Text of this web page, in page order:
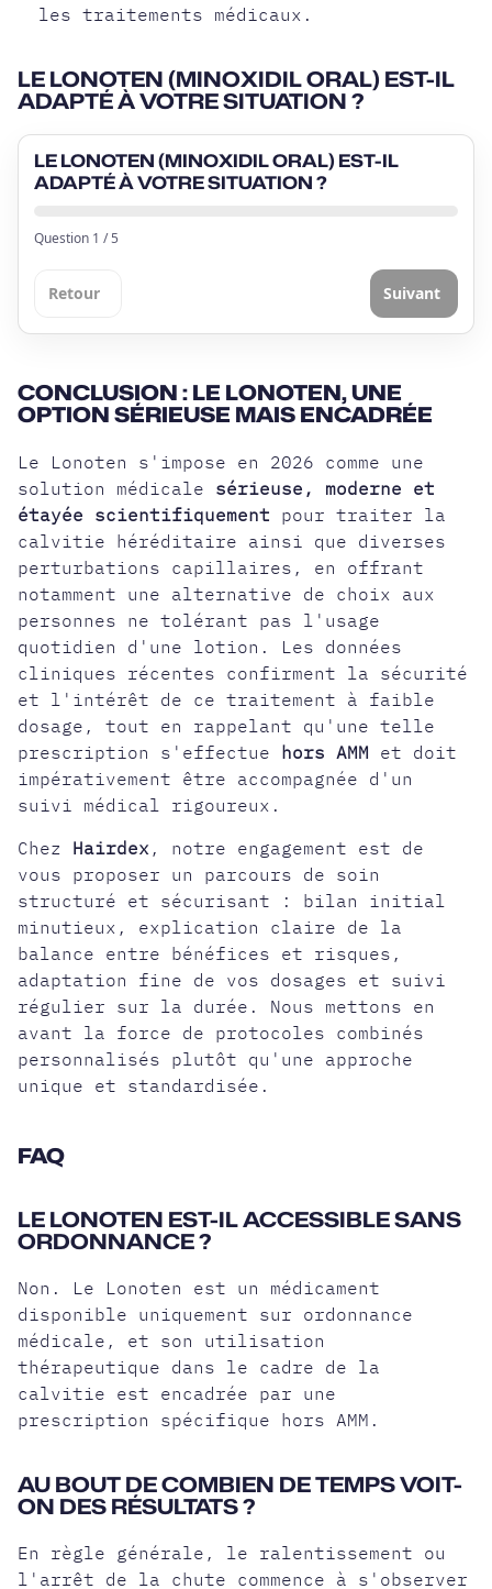
les traitements médicaux.
LE LONOTEN (MINOXIDIL ORAL) EST-IL
ADAPTÉ À VOTRE SITUATION ?
LE LONOTEN (MINOXIDIL ORAL) EST-IL
ADAPTÉ À VOTRE SITUATION ?
Question 1 /5
Retour Suivant
CONCLUSION : LE LONOTEN, UNE
OPTION SÉRIEUSE MAIS ENCADRÉE
Le Lonoten s'impose en 2026 comme une
solution médicale sérieuse, moderne et
étayée scientifiquement pour traiter la
calvitie héréditaire ainsi que diverses
perturbations capillaires, en offrant
notamment une alternative de choix aux
personnes ne tolérant pas l'usage
quotidien d'une lotion. Les données
cliniques récentes confirment la sécurité
et l'intérêt de ce traitement à faible
dosage, tout en rappelant qu'une telle
prescription s'effectue hors AMM et doit
impérativement être accompagnée d'un
suivi médical rigoureux.
Chez Hairdex , notre engagement est de
vous proposer un parcours de soin
structuré et sécurisant : bilan initial
minutieux, explication claire de la
balance entre bénéfices et risques,
adaptation fine de vos dosages et suivi
régulier sur la durée. Nous mettons en
avant la force de protocoles combinés
personnalisés plutôt qu'une approche
unique et standardisée.
FAQ
LE LONOTEN EST-IL ACCESSIBLE SANS
ORDONNANCE ?
Non. Le Lonoten est un médicament
disponible uniquement sur ordonnance
médicale, et son utilisation
thérapeutique dans le cadre de la
calvitie est encadrée par une
prescription spécifique hors AMM.
AU BOUT DE COMBIEN DE TEMPS VOIT-
ON DES RÉSULTATS ?
En règle générale, le ralentissement ou
l'arrêt de la chute commence à s'observer